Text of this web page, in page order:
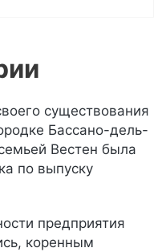
существования
Бассано-дель-
Вестен была
по выпуску
предприятия
коренным